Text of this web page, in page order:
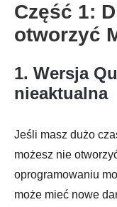
Część 1:
otworzyć
1. Wersja
nieaktualna
Jeśli masz dużo
możesz nie
oprogramowaniu
może mieć nowe